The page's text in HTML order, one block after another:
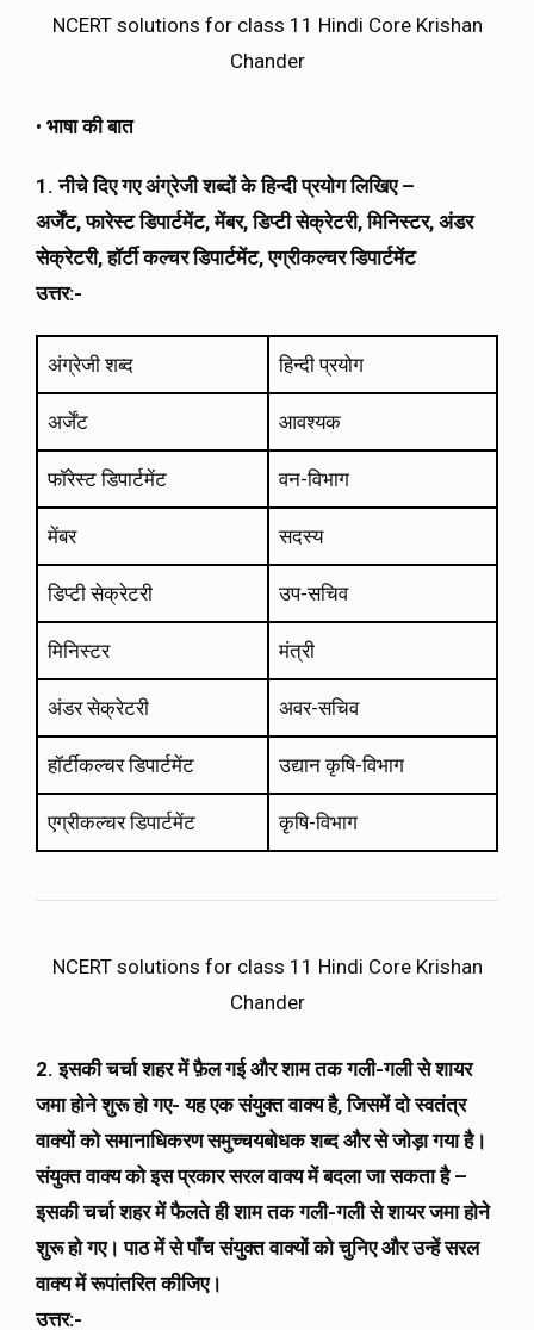
NCERT solutions for class 11 Hindi Core Krishan
Chander
• भाषा की बात
1. नीचे दिए गए अंग्रेजी शब्दों के हिन्दी प्रयोग लिखिए –
अर्जेंट, फारेस्ट डिपार्टमेंट, मेंबर, डिप्टी सेक्रेटरी, मिनिस्टर, अंडर
सेक्रेटरी, हॉर्टी कल्चर डिपार्टमेंट, एग्रीकल्चर डिपार्टमेंट
उत्तर:-
अंग्रेजी शब्द हिन्दी प्रयोग
अर्जेंट आवश्यक
फॉरेस्ट डिपार्टमेंट वन-विभाग
मेंबर सदस्य
डिप्टी सेक्रेटरी उप-सचिव
मिनिस्टर मंत्री
अंडर सेक्रेटरी अवर-सचिव
हॉर्टीकल्चर डिपार्टमेंट उद्यान कृषि-विभाग
एग्रीकल्चर डिपार्टमेंट कृषि-विभाग
NCERT solutions for class 11 Hindi Core Krishan
Chander
2. इसकी चर्चा शहर में फ़ैल गई और शाम तक गली-गली से शायर
जमा होने शुरू हो गए- यह एक संयुक्त वाक्य है, जिसमें दो स्वतंत्र
वाक्यों को समानाधिकरण समुच्चयबोधक शब्द और से जोड़ा गया है।
संयुक्त वाक्य को इस प्रकार सरल वाक्य में बदला जा सकता है –
इसकी चर्चा शहर में फैलते ही शाम तक गली-गली से शायर जमा होने
शुरू हो गए। पाठ में से पाँच संयुक्त वाक्यों को चुनिए और उन्हें सरल
वाक्य में रूपांतरित कीजिए।
उत्तर:-